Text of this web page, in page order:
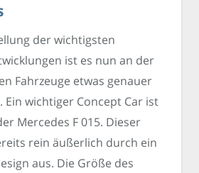
der wichtigsten
ist es nun an der
Fahrzeuge etwas genauer
Ein wichtiger Concept Car ist
Mercedes F 015. Dieser
rein äußerlich durch ein
aus. Die Größe des